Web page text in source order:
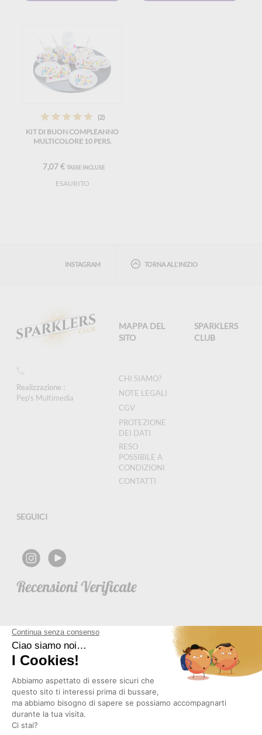
(2)
KIT DI BUON COMPLEANNO
MULTICOLORE 10 PERS.
7,07 € TASSE INCLUSE
ESAURITO
INSTAGRAM TORNA ALL'INIZIO
Realizzazione :
Pep's Multimedia
MAPPA DEL
SITO
CHI SIAMO?
NOTE LEGALI
CGV
PROTEZIONE
DEI DATI
RESO
POSSIBILE A
CONDIZIONI
CONTATTI
SPARKLERS
CLUB
SEGUICI
NEWSLETTER